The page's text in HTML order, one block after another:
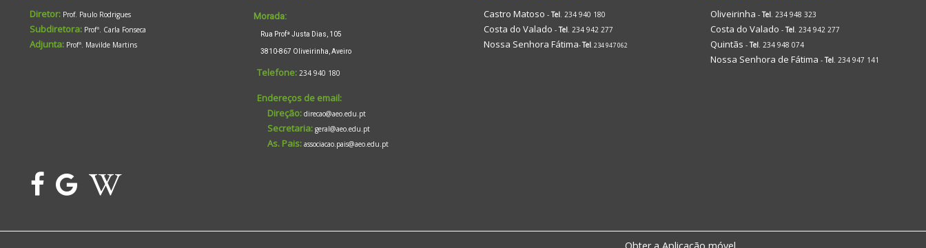
Diretor: Prof. Paulo Rodrigues
Subdiretora: Profª. Carla Fonseca
Adjunta: Profª. Mavilde Martins
Morada:
Rua Profª Justa Dias, 105
3810-867 Oliveirinha, Aveiro
Telefone: 234 940 180
Endereços de email:
Direção: direcao@aeo.edu.pt
Secretaria: geral@aeo.edu.pt
As. Pais: associacao.pais@aeo.edu.pt
Castro Matoso - Tel. 234 940 180
Costa do Valado - Tel. 234 942 277
Nossa Senhora Fátima-Tel. 234 947 062
Oliveirinha -Tel. 234 948 323
Costa do Valado -Tel. 234 942 277
Quintãs -Tel. 234 948 074
Nossa Senhora de Fátima -Tel. 234 947 141
Obter a Aplicação móvel